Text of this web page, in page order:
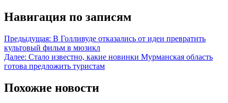
Навигация по записям
Предыдущая: В Голливуде отказались от идеи превратить
культовый фильм в мюзикл
Далее: Стало известно, какие новинки Мурманская область
готова предложить туристам
Похожие новости